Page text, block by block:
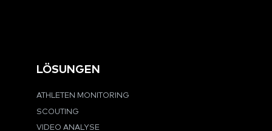
LÖSUNGEN
ATHLETEN MONITORING
SCOUTING
VIDEO ANALYSE